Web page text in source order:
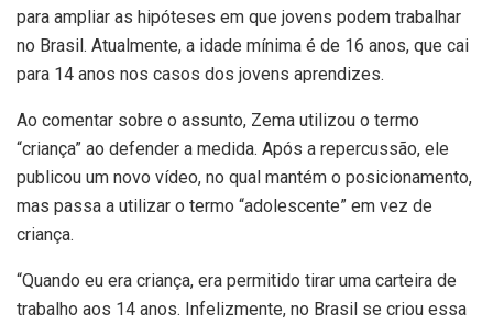
para ampliar as hipóteses em que jovens podem trabalhar
no Brasil. Atualmente, a idade mínima é de 16 anos, que cai
para 14 anos nos casos dos jovens aprendizes.
Ao comentar sobre o assunto, Zema utilizou o termo
“criança” ao defender a medida. Após a repercussão, ele
publicou um novo vídeo, no qual mantém o posicionamento,
mas passa a utilizar o termo “adolescente” em vez de
criança.
“Quando eu era criança, era permitido tirar uma carteira de
trabalho aos 14 anos. Infelizmente, no Brasil se criou essa